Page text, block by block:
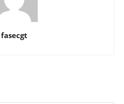
fasecgt